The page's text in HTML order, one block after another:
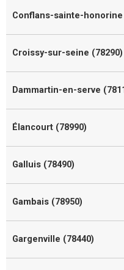
Conflans-sainte-honorine
Croissy-sur-seine (78290)
Dammartin-en-serve
Élancourt (78990)
Galluis (78490)
Gambais (78950)
Gargenville (78440)